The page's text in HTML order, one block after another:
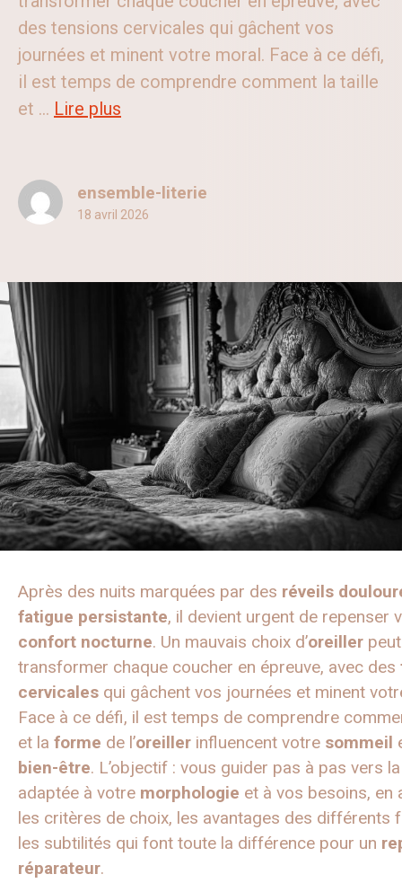
des tensions cervicales qui gâchent vos
journées et minent votre moral. Face à ce défi,
il est temps de comprendre comment la taille
et ... Lire plus
ensemble-literie
18 avril 2026
Après des nuits marquées par des réveils
fatigue persistante, il devient urgent de repenser
confort nocturne. Un mauvais choix d’oreiller peut
transformer chaque coucher en épreuve, avec des
cervicales qui gâchent vos journées et minent
Face à ce défi, il est temps de comprendre
et la forme de l’oreiller influencent votre sommeil
bien-être. L’objectif : vous guider pas à pas vers
adaptée à votre morphologie et à vos besoins, en
les critères de choix, les avantages des différents
les subtilités qui font toute la différence pour un
réparateur.